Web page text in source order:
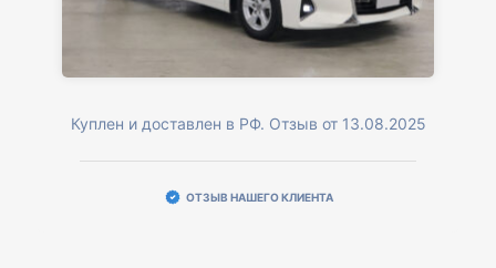
Куплен и доставлен в РФ. Отзыв от 13.08.2025
ОТЗЫВ НАШЕГО КЛИЕНТА